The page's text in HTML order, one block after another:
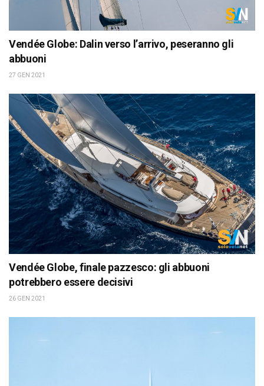
Vendée Globe: Dalin verso l’arrivo, peseranno gli
abbuoni
27 GEN 2021
Vendée Globe, finale pazzesco: gli abbuoni
potrebbero essere decisivi
26 GEN 2021